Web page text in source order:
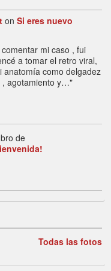
on Si eres nuevo
mi caso , fui
a tomar el retro viral,
anatomía como delgadez
, agotamiento y…"
de
Todas las fotos